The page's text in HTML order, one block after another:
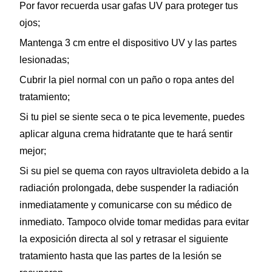
Por favor recuerda usar gafas UV para proteger tus
ojos;
Mantenga 3 cm entre el dispositivo UV y las partes
lesionadas;
Cubrir la piel normal con un paño o ropa antes del
tratamiento;
Si tu piel se siente seca o te pica levemente, puedes
aplicar alguna crema hidratante que te hará sentir
mejor;
Si su piel se quema con rayos ultravioleta debido a la
radiación prolongada, debe suspender la radiación
inmediatamente y comunicarse con su médico de
inmediato. Tampoco olvide tomar medidas para evitar
la exposición directa al sol y retrasar el siguiente
tratamiento hasta que las partes de la lesión se